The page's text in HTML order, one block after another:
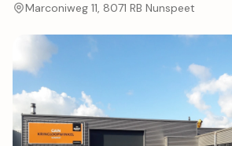
Marconiweg 11, 8071 RB Nunspeet